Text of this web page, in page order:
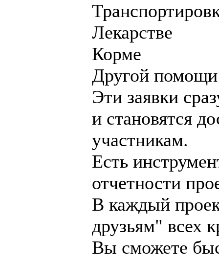
Лекарстве
Корме
Другой помощи
Эти заявки
и становятся
участникам.
Есть
отчетности
В каждый
друзьям" всех
Вы сможете